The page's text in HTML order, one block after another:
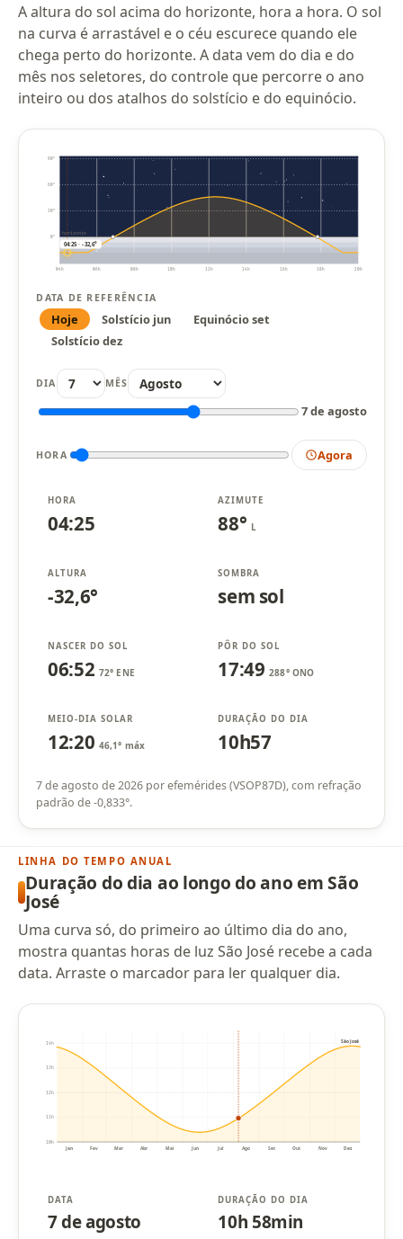
A altura do sol acima do horizonte, hora a hora. O sol
na curva é arrastável e o céu escurece quando ele
chega perto do horizonte. A data vem do dia e do
mês nos seletores, do controle que percorre o ano
inteiro ou dos atalhos do solstício e do equinócio.
0°
30°
60°
90°
horizonte
04h 06h 08h 10h 12h 14h 16h 18h 20h
04:25 · -32,6°
DATA DE REFERÊNCIA
Hoje Solstício jun
Equinócio set
Solstício dez
DIA MÊS
7 de agosto
HORA Agora
HORA
04:25
AZIMUTE
88° L
ALTURA
-32,6°
SOMBRA
sem sol
NASCER DO SOL
06:52 72° ENE
PÔR DO SOL
17:49 288° ONO
MEIO-DIA SOLAR
12:20 46,1° máx
DURAÇÃO DO DIA
10h57
7 de agosto de 2026 por efemérides (VSOP87D), com refração
padrão de -0,833°.
LINHA DO TEMPO ANUAL
Duração do dia ao longo do ano em São
José
Uma curva só, do primeiro ao último dia do ano,
mostra quantas horas de luz São José recebe a cada
data. Arraste o marcador para ler qualquer dia.
10h
11h
12h
13h
14h
Jan Fev Mar Abr Mai Jun Jul Ago Set Out Nov Dez
São José
DATA
7 de agosto
DURAÇÃO DO DIA
10h 58min